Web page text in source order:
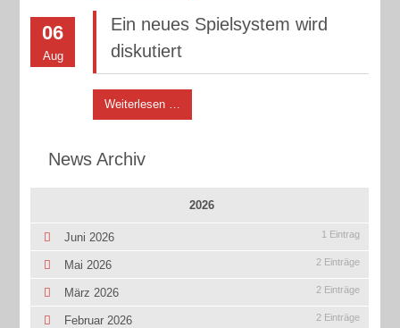
06
Aug
Ein neues Spielsystem wird
diskutiert
Weiterlesen …
News Archiv
2026
Juni 2026 1 Eintrag
Mai 2026 2 Einträge
März 2026 2 Einträge
Februar 2026 2 Einträge